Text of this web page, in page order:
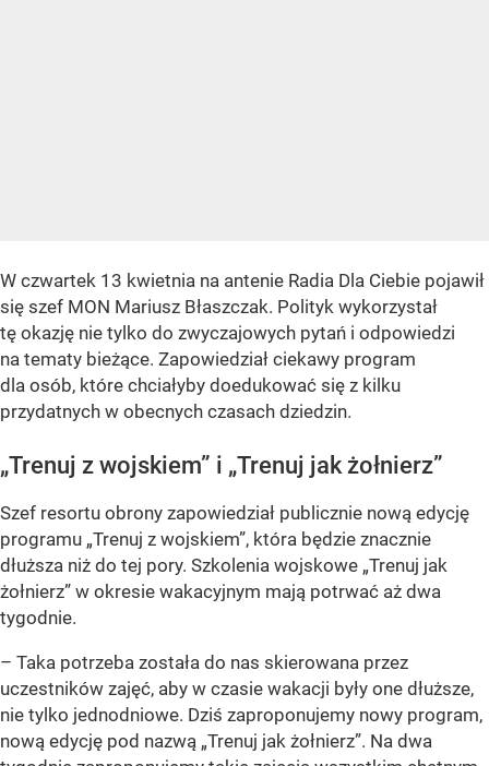
W czwartek 13 kwietnia na antenie Radia Dla Ciebie pojawił
się szef MON Mariusz Błaszczak. Polityk wykorzystał
tę okazję nie tylko do zwyczajowych pytań i odpowiedzi
na tematy bieżące. Zapowiedział ciekawy program
dla osób, które chciałyby doedukować się z kilku
przydatnych w obecnych czasach dziedzin.
„Trenuj z wojskiem” i „Trenuj jak żołnierz”
Szef resortu obrony zapowiedział publicznie nową edycję
programu „Trenuj z wojskiem”, która będzie znacznie
dłuższa niż do tej pory. Szkolenia wojskowe „Trenuj jak
żołnierz” w okresie wakacyjnym mają potrwać aż dwa
tygodnie.
– Taka potrzeba została do nas skierowana przez
uczestników zajęć, aby w czasie wakacji były one dłuższe,
nie tylko jednodniowe. Dziś zaproponujemy nowy program,
nową edycję pod nazwą „Trenuj jak żołnierz”. Na dwa